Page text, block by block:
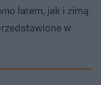
latem, jak i zimą.
w